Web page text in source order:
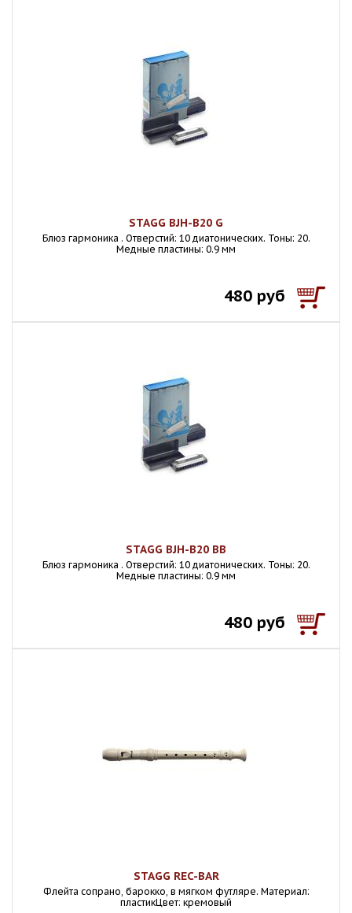
STAGG BJH-B20 G
Блюз гармоника . Отверстий: 10 диатонических. Тоны: 20.
Медные пластины: 0.9 мм
480 руб
STAGG BJH-B20 BB
Блюз гармоника . Отверстий: 10 диатонических. Тоны: 20.
Медные пластины: 0.9 мм
480 руб
STAGG REC-BAR
Флейта сопрано, барокко, в мягком футляре. Материал:
пластикЦвет: кремовый